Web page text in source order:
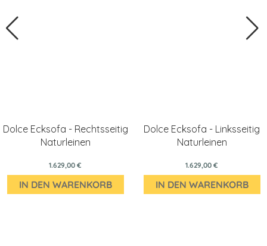
Dolce Ecksofa - Rechtsseitig
Naturleinen
1.629,00 €
IN DEN WARENKORB
Dolce Ecksofa - Linksseitig
Naturleinen
1.629,00 €
IN DEN WARENKORB